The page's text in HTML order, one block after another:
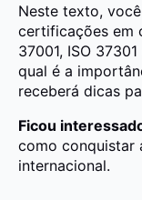
Neste texto,
certificações em
37001, ISO
qual é a
receberá dicas
Ficou
como conquistar
internacional.